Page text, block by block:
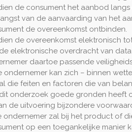
de consument het aanbod
van de aanvaarding van het
de overeenkomst ontbinden.
de overeenkomst elektronisch
elektronische overdracht van
daartoe passende
ondernemer kan zich – binnen
die feiten en factoren die van
onderzoek goede gronden heeft
de uitvoering bijzondere
ondernemer zal bij het product of
op een toegankelijke manier